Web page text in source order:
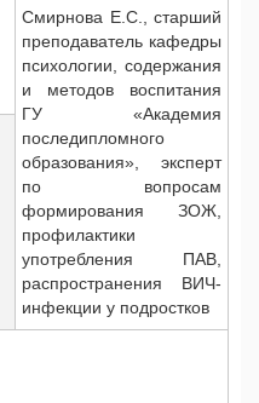
Смирнова Е.С., старший
преподаватель кафедры
психологии, содержания
и методов воспитания
ГУ «Академия
последипломного
образования», эксперт
по вопросам
формирования ЗОЖ,
профилактики
употребления ПАВ,
распространения ВИЧ-
инфекции у подростков